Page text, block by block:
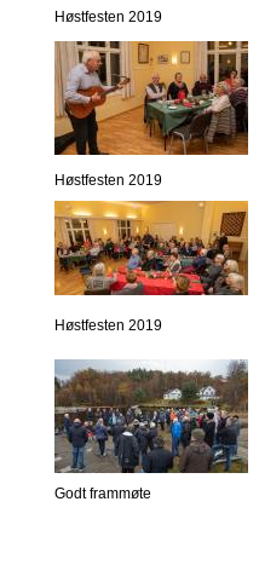
Høstfesten 2019
Høstfesten 2019
Høstfesten 2019
Godt frammøte